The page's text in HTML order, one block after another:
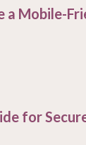
a Mobile-
for